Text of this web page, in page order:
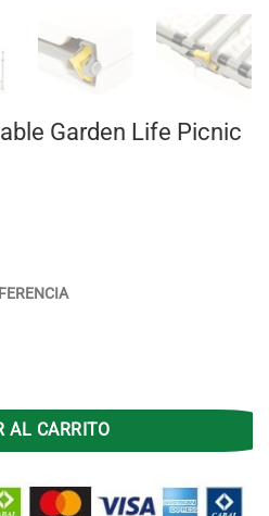
Garden Life Picnic
Life Picnic Blanca 1.20 cantidad
AL CARRITO